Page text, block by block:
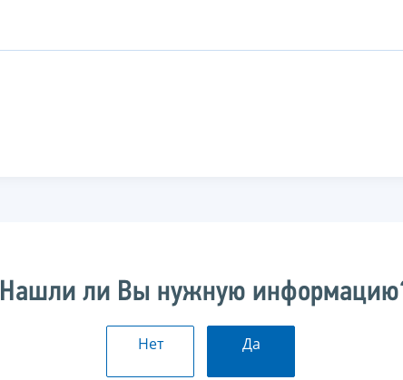
Нашли ли Вы нужную
Нет Да